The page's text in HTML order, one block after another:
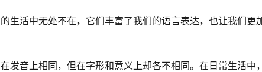
活中无处不在，它们丰富了我们的语言表达，也让我们更
音上相同，但在字形和意义上却各不相同。在日常生活中